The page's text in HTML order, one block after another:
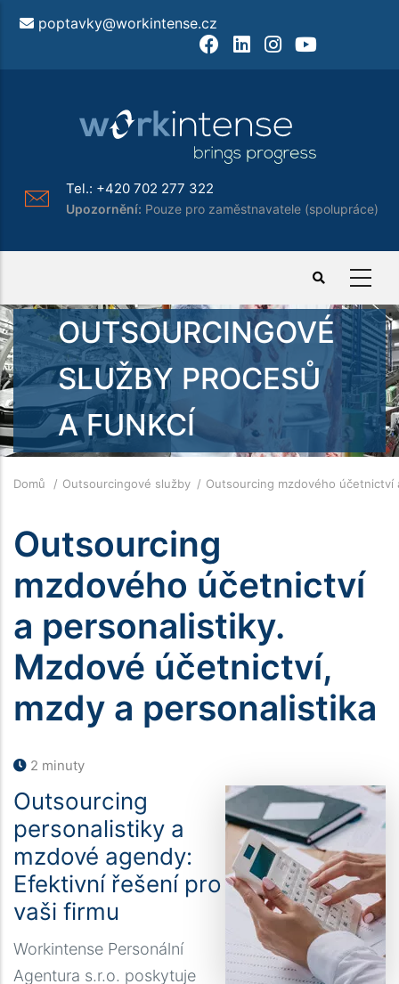
poptavky@workintense.cz
FacebookLinkedInInstagram
Tel.: +420 702 277 322
Upozornění: Pouze pro zaměstnavatele (spolupráce)
OUTSOURCINGOVÉ
SLUŽBY PROCESŮ
A FUNKCÍ
Drobečková
Domů Outsourcingové služby Outsourcing mzdového
Outsourcing
mzdového účetnictví
a personalistiky.
Mzdové účetnictví,
mzdy a personalistika
2 minuty
Outsourcing
personalistiky a
mzdové agendy:
Efektivní řešení pro
vaši firmu
Workintense Personální
Agentura s.r.o. poskytuje